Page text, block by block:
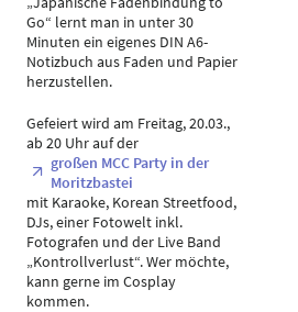
Go“ lernt man in unter 30
Minuten ein eigenes DIN A6-
Notizbuch aus Faden und Papier
herzustellen.
Gefeiert wird am Freitag, 20.03.,
ab 20 Uhr auf der
großen MCC Party in der
Moritzbastei
mit Karaoke, Korean Streetfood,
DJs, einer Fotowelt inkl.
Fotografen und der Live Band
„Kontrollverlust“. Wer möchte,
kann gerne im Cosplay
kommen.